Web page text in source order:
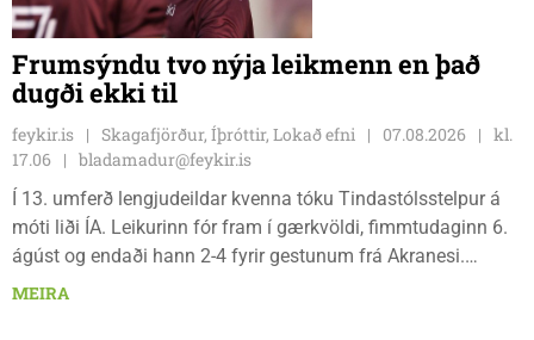
Frumsýndu tvo nýja leikmenn en það
dugði ekki til
feykir.is Skagafjörður, Íþróttir, Lokað efni 07.08.2026
kl.
17.06
bladamadur@feykir.is
Í 13. umferð lengjudeildar kvenna tóku Tindastólsstelpur á
móti liði ÍA. Leikurinn fór fram í gærkvöldi, fimmtudaginn 6.
ágúst og endaði hann 2-4 fyrir gestunum frá Akranesi.
Tindastólsliðið frumsýndi tvo nýja leikmenn en þær dönsku
MEIRA